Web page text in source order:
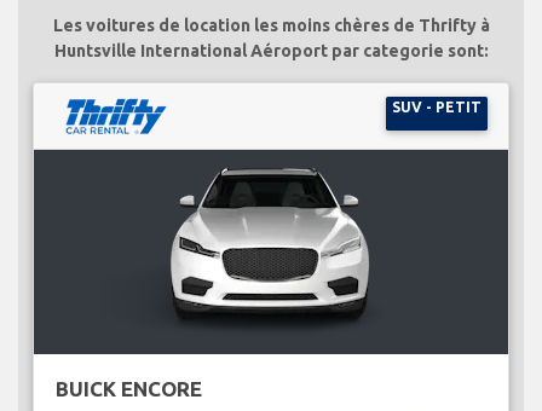
Les voitures de location les moins chères de Thrifty à
Huntsville International Aéroport par categorie sont:
SUV - PETIT
BUICK ENCORE